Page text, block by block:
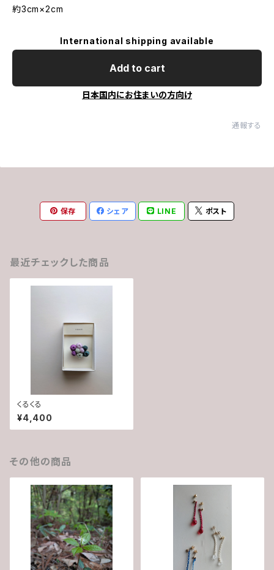
約3cm×2cm
International shipping available
Add to cart
日本国内にお住まいの方向け
通報する
保存 シェア LINE ポスト
最近チェックした商品
くるくる
¥4,400
その他の商品